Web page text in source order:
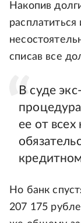
Накопив
списав все
В суде
ее от
Но банк
207 175